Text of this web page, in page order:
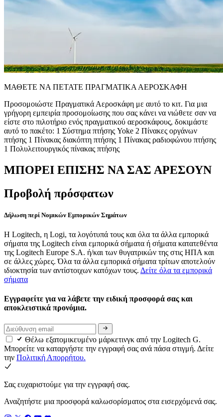
ΜΑΘΕΤΕ ΝΑ ΠΕΤΑΤΕ ΠΡΑΓΜΑΤΙΚΑ ΑΕΡΟΣΚΑΦΗ
Προσομοιώστε Πραγματικά Αεροσκάφη με αυτό το κιτ. Για μια
γρήγορη εμπειρία προσομοίωσης που σας κάνει να νιώθετε σαν να
είστε στο πιλοτήριο ενός πραγματικού αεροσκάφους, δοκιμάστε
αυτό το πακέτο: 1 Σύστημα πτήσης Yoke 2 Πίνακες οργάνων
πτήσης 1 Πίνακας διακόπτη πτήσης 1 Πίνακας ραδιοφώνου πτήσης
1 Πολυλειτουργικός πίνακας πτήσης
ΜΠΟΡΕΙ ΕΠΙΣΗΣ ΝΑ ΣΑΣ ΑΡΕΣΟΥΝ
Προβολή πρόσφατων
Δήλωση περί Νομικών Εμπορικών Σημάτων
Η Logitech, η Logi, τα λογότυπά τους και όλα τα άλλα εμπορικά
σήματα της Logitech είναι εμπορικά σήματα ή σήματα κατατεθέντα
της Logitech Europe S.A. ή/και των θυγατρικών της στις ΗΠΑ και
σε άλλες χώρες. Όλα τα άλλα εμπορικά σήματα τρίτων αποτελούν
ιδιοκτησία των αντίστοιχων κατόχων τους. Δείτε όλα τα εμπορικά
σήματα
Εγγραφείτε για να λάβετε την ειδική προσφορά σας και
αποκλειστικά προνόμια.
Θέλω εξατομικευμένο μάρκετινγκ από την Logitech G.
Μπορείτε να καταργήστε την εγγραφή σας ανά πάσα στιγμή. Δείτε
την Πολιτική Απορρήτου.
Σας ευχαριστούμε για την εγγραφή σας.
Αναζητήστε μια προσφορά καλωσορίσματος στα εισερχόμενά σας.